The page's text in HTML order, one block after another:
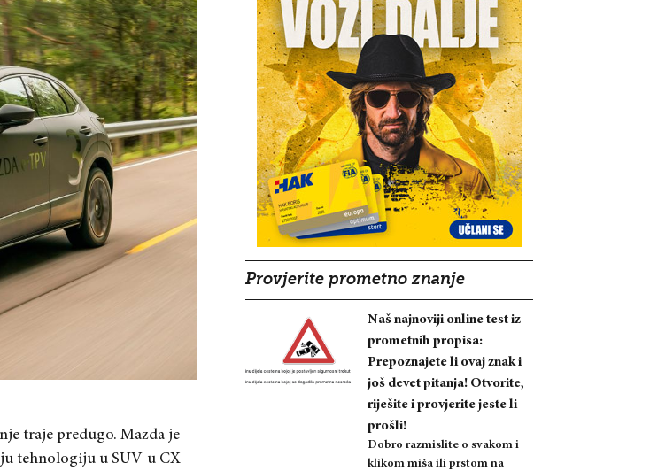
traje predugo. Mazda je
tehnologiju u SUV-u CX-
Provjerite prometno znanje
Naš najnoviji online test iz
prometnih propisa:
Prepoznajete li ovaj znak i
još devet pitanja! Otvorite,
riješite i provjerite jeste li
prošli!
Dobro razmislite o svakom i
klikom miša ili prstom na